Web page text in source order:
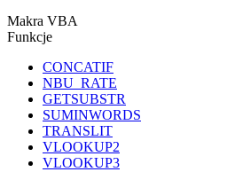
Makra VBA
Funkcje
CONCATIF
NBU_RATE
GETSUBSTR
SUMINWORDS
TRANSLIT
VLOOKUP2
VLOOKUP3